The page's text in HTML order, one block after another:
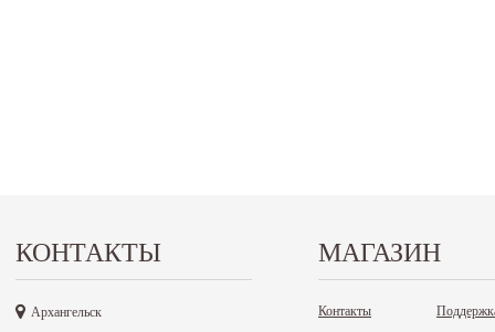
КОНТАКТЫ
Архангельск
МАГАЗИН
Контакты